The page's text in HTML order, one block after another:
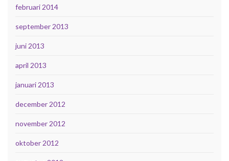
februari 2014
september 2013
juni 2013
april 2013
januari 2013
december 2012
november 2012
oktober 2012